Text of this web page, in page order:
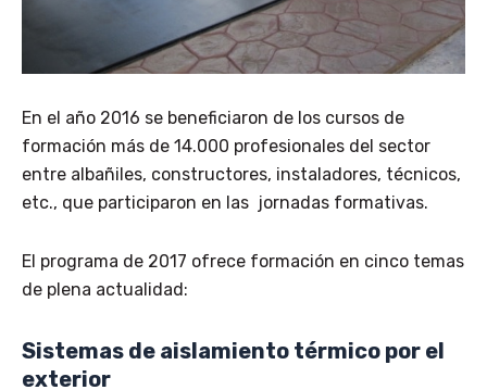
En el año 2016 se beneficiaron de los cursos de
formación más de 14.000 profesionales del sector
entre albañiles, constructores, instaladores, técnicos,
etc., que participaron en las jornadas formativas.
El programa de 2017 ofrece formación en cinco temas
de plena actualidad:
Sistemas de aislamiento térmico por el
exterior